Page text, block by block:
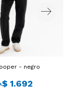
- negro
$ 1.692